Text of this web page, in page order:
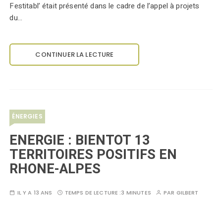
Festitabl’ était présenté dans le cadre de l’appel à projets
du…
CONTINUER LA LECTURE
ÉNERGIES
ENERGIE : BIENTOT 13
TERRITOIRES POSITIFS EN
RHONE-ALPES
IL Y A 13 ANS TEMPS DE LECTURE :3 MINUTES PAR GILBERT